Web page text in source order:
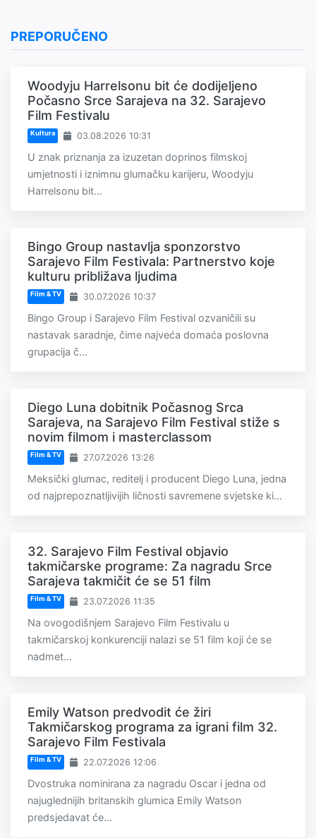
PREPORUČENO
Woodyju Harrelsonu bit će dodijeljeno
Počasno Srce Sarajeva na 32. Sarajevo
Film Festivalu
Kultura 03.08.2026 10:31
U znak priznanja za izuzetan doprinos filmskoj
umjetnosti i iznimnu glumačku karijeru, Woodyju
Harrelsonu bit...
Bingo Group nastavlja sponzorstvo
Sarajevo Film Festivala: Partnerstvo koje
kulturu približava ljudima
Film & TV 30.07.2026 10:37
Bingo Group i Sarajevo Film Festival ozvaničili su
nastavak saradnje, čime najveća domaća poslovna
grupacija č...
Diego Luna dobitnik Počasnog Srca
Sarajeva, na Sarajevo Film Festival stiže s
novim filmom i masterclassom
Film & TV 27.07.2026 13:26
Meksički glumac, reditelj i producent Diego Luna, jedna
od najprepoznatljivijih ličnosti savremene svjetske ki...
32. Sarajevo Film Festival objavio
takmičarske programe: Za nagradu Srce
Sarajeva takmičit će se 51 film
Film & TV 23.07.2026 11:35
Na ovogodišnjem Sarajevo Film Festivalu u
takmičarskoj konkurenciji nalazi se 51 film koji će se
nadmet...
Emily Watson predvodit će žiri
Takmičarskog programa za igrani film 32.
Sarajevo Film Festivala
Film & TV 22.07.2026 12:06
Dvostruka nominirana za nagradu Oscar i jedna od
najuglednijih britanskih glumica Emily Watson
predsjedavat će...